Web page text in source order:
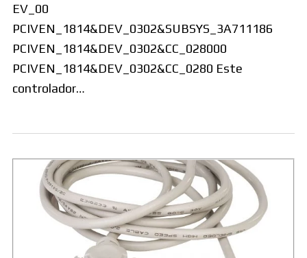
EV_00
PCIVEN_1814&DEV_0302&SUBSYS_3A711186
PCIVEN_1814&DEV_0302&CC_028000
PCIVEN_1814&DEV_0302&CC_0280 Este
controlador…